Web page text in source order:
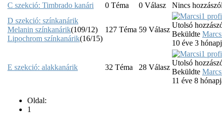
C szekció: Timbrado kanári
0 Téma 0 Válasz
Nincs
D szekció: színkanárik
Melanin színkanárik(109/12)
Lipochrom színkanárik(16/15)
127 Téma 59 Válasz
Utolsó
Beküldte
10 éve 3
E szekció: alakkanárik 32 Téma 28 Válasz
Utolsó
Beküldte
11 éve 8
Oldal:
1